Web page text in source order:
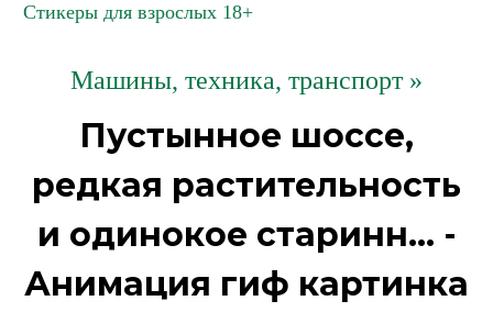
Стикеры для взрослых 18+
Машины, техника, транспорт »
Пустынное шоссе,
редкая растительность
и одинокое старинн... -
Анимация гиф картинка